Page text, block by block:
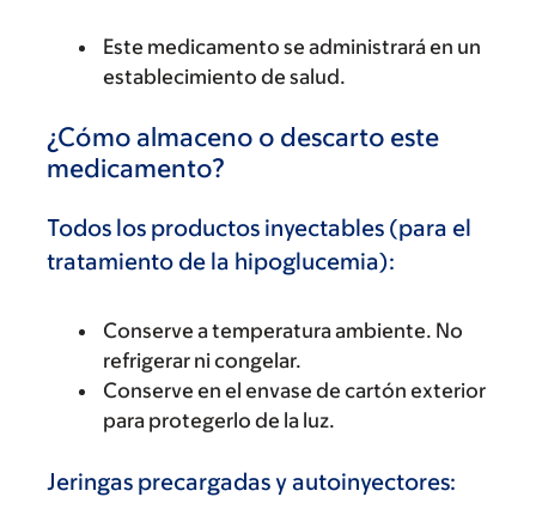
Este medicamento se administrará en un
establecimiento de salud.
¿Cómo almaceno o descarto este
medicamento?
Todos los productos inyectables (para el
tratamiento de la hipoglucemia):
Conserve a temperatura ambiente. No
refrigerar ni congelar.
Conserve en el envase de cartón exterior
para protegerlo de la luz.
Jeringas precargadas y autoinyectores: